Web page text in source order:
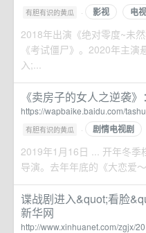
有胆有识的黄瓜 · 影视 电
2018年出演《绝对零度~未
《考试僵尸》。2020年主
入;...
《卖房子的女人之逆袭
https://wapbaike.baidu.com/
有胆有识的黄瓜 · 剧情电视剧
2019年1月16日 ... 开年冬季
导演。去年年底的《大恋爱
谍战剧进入&quot;看脸
新华网
http://www.xinhuanet.com/zgjx/